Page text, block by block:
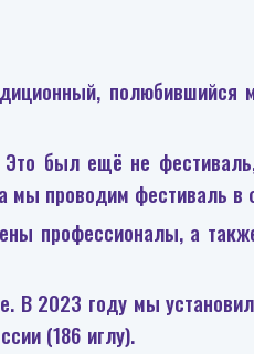
был ещё не
мы проводим фестиваль в
профессионалы, а
2023 году мы
(186 иглу).